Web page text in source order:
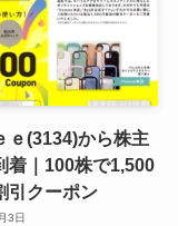
ｅ(3134)から株主
着｜100株で1,500
引クーポン
3日